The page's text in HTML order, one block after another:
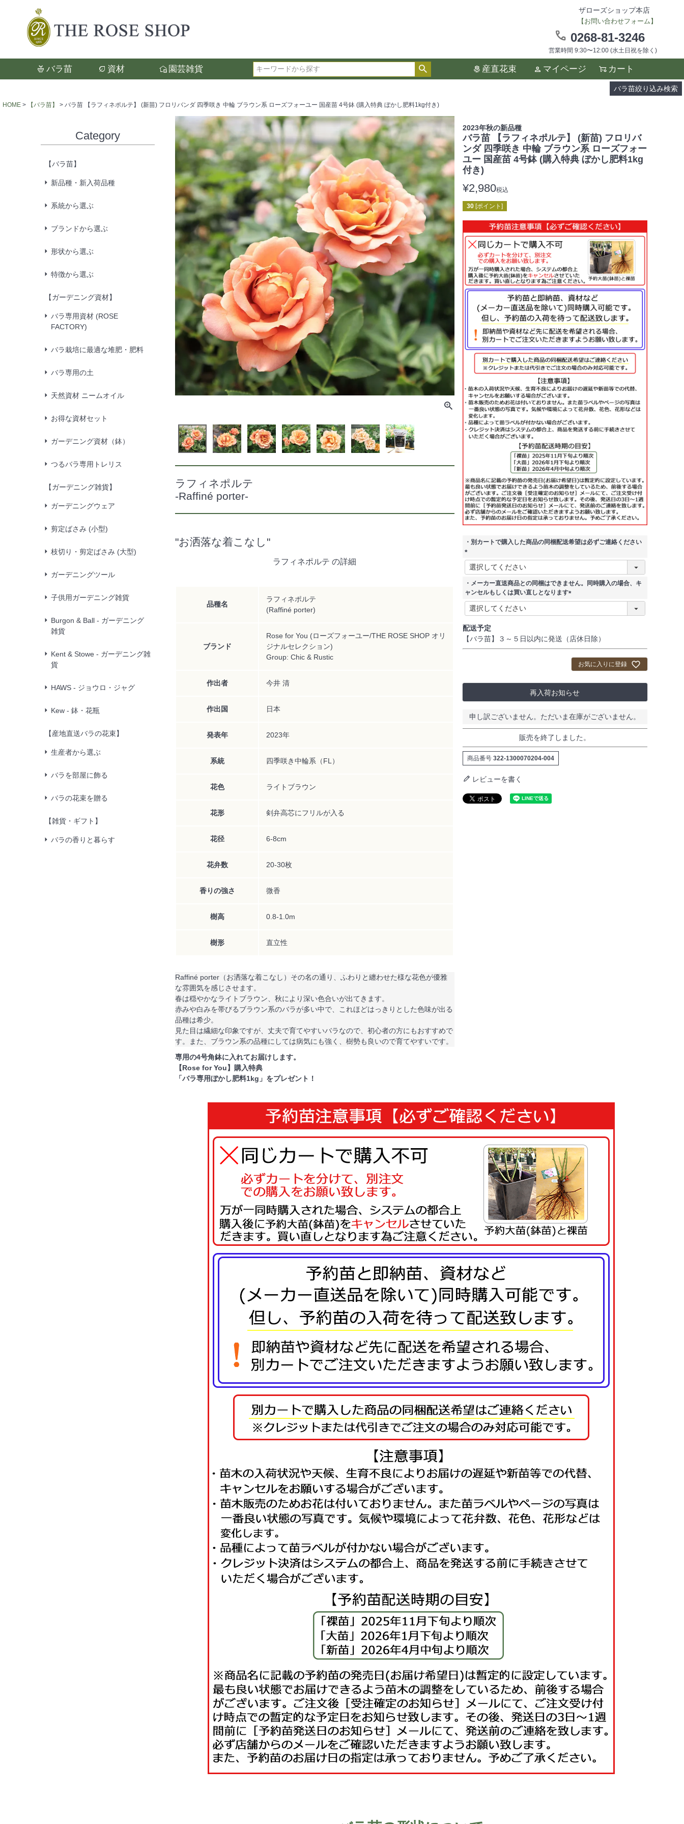
ザローズショップ本店
【お問い合わせフォーム】
0268-81-3246
営業時間 9:30〜12:00 (水土日祝を除く)
バラ苗 資材 園芸雑貨
検索 産直花束 マイページ カート
バラ苗絞り込み検索
検索
選択した項目全てに該当する品種のみ検索結果に表示されます。
タイプ、カラー、ブランドなどは1つずつ選択してください。
HOME 【バラ苗】 バラ苗 【ラフィネポルテ】 (新苗) フロリバンダ 四季咲き 中輪 ブラウン系 ローズフォーユー 国産苗 4号鉢 (購入特典 ぼかし肥料1kg付き)
Category
【バラ苗】
新品種・新入荷品種
系統から選ぶ
ブランドから選ぶ
形状から選ぶ
特徴から選ぶ
【ガーデニング資材】
バラ専用資材 (ROSE
FACTORY)
バラ栽培に最適な堆肥・肥料
バラ専用の土
天然資材 ニームオイル
お得な資材セット
ガーデニング資材（鉢）
つるバラ専用トレリス
【ガーデニング雑貨】
ガーデニングウェア
剪定ばさみ (小型)
枝切り・剪定ばさみ (大型)
ガーデニングツール
子供用ガーデニング雑貨
Burgon & Ball - ガーデニング
雑貨
Kent & Stowe - ガーデニング雑
貨
HAWS - ジョウロ・ジャグ
Kew - 鉢・花瓶
【産地直送バラの花束】
生産者から選ぶ
バラを部屋に飾る
バラの花束を贈る
【雑貨・ギフト】
バラの香りと暮らす
ラフィネポルテ
-Raffiné porter-
"お洒落な着こなし"
ラフィネポルテ の詳細
品種名
ラフィネポルテ
(Raffiné porter)
ブランド
Rose for You (ローズフォーユー/THE ROSE SHOP オリ
ジナルセレクション)
Group: Chic & Rustic
作出者 今井 清
作出国 日本
発表年 2023年
系統 四季咲き中輪系（FL）
花色 ライトブラウン
花形 剣弁高芯にフリルが入る
花径 6-8cm
花弁数 20-30枚
香りの強さ 微香
樹高 0.8-1.0m
樹形 直立性
Raffiné porter（お洒落な着こなし）その名の通り、ふわりと纏わせた様な花色が優雅
な雰囲気を感じさせます。
春は穏やかなライトブラウン、秋により深い色合いが出てきます。
赤みや白みを帯びるブラウン系のバラが多い中で、これほどはっきりとした色味が出る
品種は希少。
見た目は繊細な印象ですが、丈夫で育てやすいバラなので、初心者の方にもおすすめで
す。また、ブラウン系の品種にしては病気にも強く、樹勢も良いので育てやすいです。
専用の4号角鉢に入れてお届けします。
【Rose for You】購入特典
「バラ専用ぼかし肥料1kg」をプレゼント！
2023年秋の新品種
バラ苗 【ラフィネポルテ】 (新苗) フロリバ
ンダ 四季咲き 中輪 ブラウン系 ローズフォー
ユー 国産苗 4号鉢 (購入特典 ぼかし肥料1kg
付き)
¥2,980税込
30 [ポイント]
・別カートで購入した商品の同梱配送希望は必ずご連絡ください
(
必
須・メーカー直送商品との同梱はできません。同時購入の場合、キ
ャンセルもしくは買い直しとなります
(
配送予定
【バラ苗】３～５日以内に発送（店休日除）
お気に入りに登録
再入荷お知らせ
申し訳ございません。ただいま在庫がございません。
販売を終了しました。
商品番号 322-1300070204-004
レビューを書く